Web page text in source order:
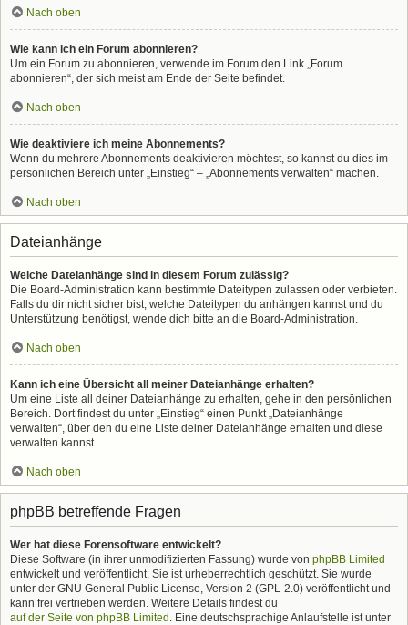
Nach oben
Wie kann ich ein Forum abonnieren?
Um ein Forum zu abonnieren, verwende im Forum den Link „Forum
abonnieren“, der sich meist am Ende der Seite befindet.
Nach oben
Wie deaktiviere ich meine Abonnements?
Wenn du mehrere Abonnements deaktivieren möchtest, so kannst du dies im
persönlichen Bereich unter „Einstieg“ – „Abonnements verwalten“ machen.
Nach oben
Dateianhänge
Welche Dateianhänge sind in diesem Forum zulässig?
Die Board-Administration kann bestimmte Dateitypen zulassen oder verbieten.
Falls du dir nicht sicher bist, welche Dateitypen du anhängen kannst und du
Unterstützung benötigst, wende dich bitte an die Board-Administration.
Nach oben
Kann ich eine Übersicht all meiner Dateianhänge erhalten?
Um eine Liste all deiner Dateianhänge zu erhalten, gehe in den persönlichen
Bereich. Dort findest du unter „Einstieg“ einen Punkt „Dateianhänge
verwalten“, über den du eine Liste deiner Dateianhänge erhalten und diese
verwalten kannst.
Nach oben
phpBB betreffende Fragen
Wer hat diese Forensoftware entwickelt?
Diese Software (in ihrer unmodifizierten Fassung) wurde von phpBB Limited
entwickelt und veröffentlicht. Sie ist urheberrechtlich geschützt. Sie wurde
unter der GNU General Public License, Version 2 (GPL-2.0) veröffentlicht und
kann frei vertrieben werden. Weitere Details findest du
auf der Seite von phpBB Limited . Eine deutschsprachige Anlaufstelle ist unter